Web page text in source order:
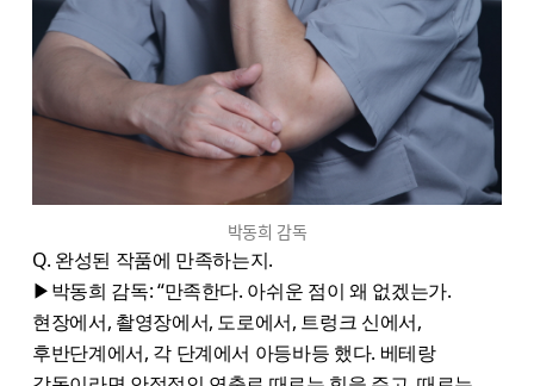
박동희 감독
Q. 완성된 작품에 만족하는지.
▶박동희 감독: “만족한다. 아쉬운 점이 왜 없겠는가.
현장에서, 촬영장에서, 도로에서, 트렁크 신에서,
후반단계에서, 각 단계에서 아등바등 했다. 베테랑